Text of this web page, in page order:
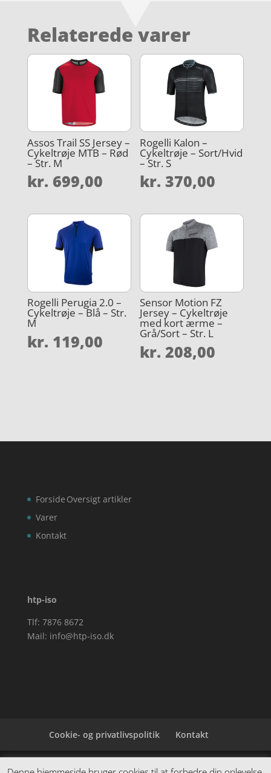
Relaterede varer
Assos Trail SS Jersey –
Cykeltrøje MTB – Rød
– Str. M
kr. 699,00
Rogelli Kalon –
Cykeltrøje – Sort/Hvid
– Str. S
kr. 370,00
Rogelli Perugia 2.0 –
Cykeltrøje – Blå – Str.
M
kr. 119,00
Sensor Motion FZ
Jersey – Cykeltrøje
med kort ærme –
Grå/Sort – Str. L
kr. 208,00
Forside
Varer
Kontakt
Oversigt artikler
htp-iso
Tlf: 7876 8672
Mail: info@htp-iso.dk
Cookie- og privatlivspolitik Kontakt
Denne hjemmeside samler et bredt udvalg af